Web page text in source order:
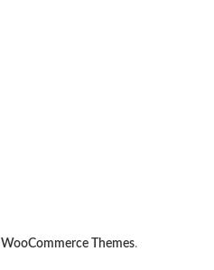
WooCommerce Themes.